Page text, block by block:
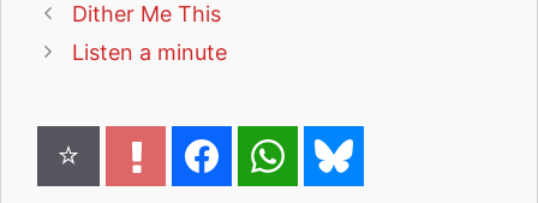
Dither Me This
Listen a minute